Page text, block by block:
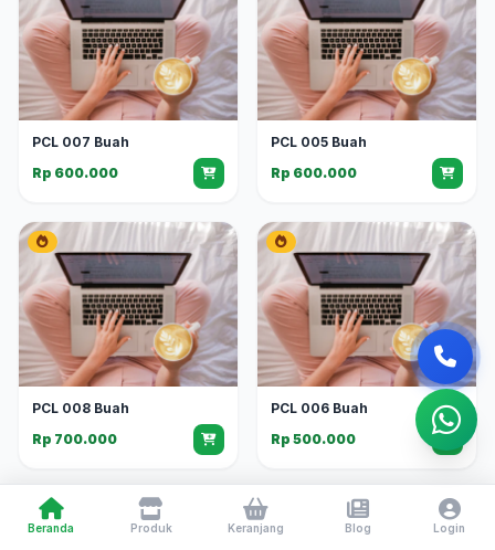
PCL 007 Buah
Rp 600.000
PCL 005 Buah
Rp 600.000
PCL 008 Buah
Rp 700.000
PCL 006 Buah
Rp 500.000
Beranda Produk Keranjang Blog Login